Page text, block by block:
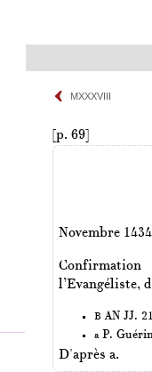
MXXXVIII
[p. 69]
Novembre 1434
l’Evangéliste,
B AN JJ.
aP.
D'après a.